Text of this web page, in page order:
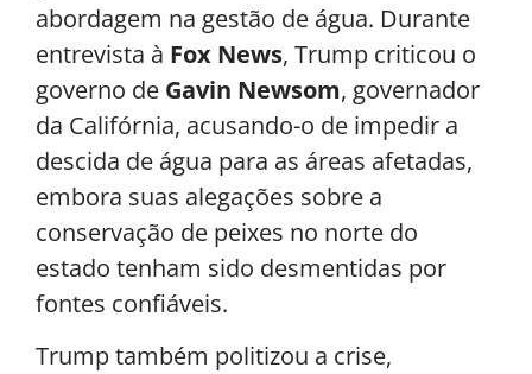
abordagem na gestão de água. Durante
entrevista à Fox News, Trump criticou o
governo de Gavin Newsom, governador
da Califórnia, acusando-o de impedir a
descida de água para as áreas afetadas,
embora suas alegações sobre a
conservação de peixes no norte do
estado tenham sido desmentidas por
fontes confiáveis.
Trump também politizou a crise,